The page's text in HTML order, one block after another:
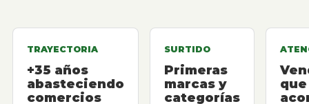
TRAYECTORIA
+35 años
abasteciendo
comercios
SURTIDO
Primeras
marcas y
categorías
que